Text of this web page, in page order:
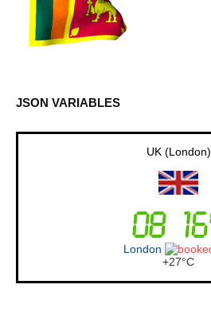
JSON VARIABLES
UK (London)
London
+27°C